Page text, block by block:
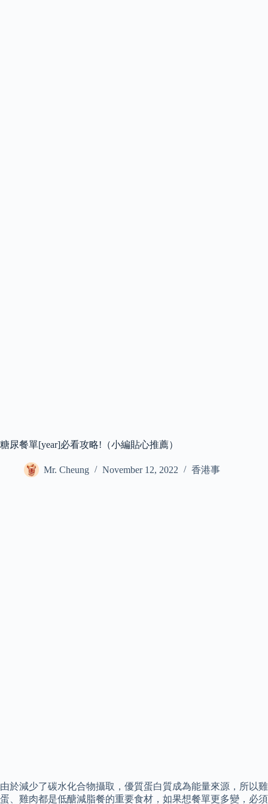
糖尿餐單[year]必看攻略!（小編貼心推薦）
Mr. Cheung November 12, 2022 香港事
由於減少了碳水化合物攝取，優質蛋白質成為能量來源，所以雞
蛋、雞肉都是低醣減脂餐的重要食材，如果想餐單更多變，必須